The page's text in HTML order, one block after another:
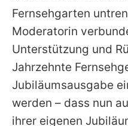
Fernsehgarten
Moderatorin
Unterstützung und
Jahrzehnte
Jubiläumsausgabe
werden – dass nun
ihrer eigenen